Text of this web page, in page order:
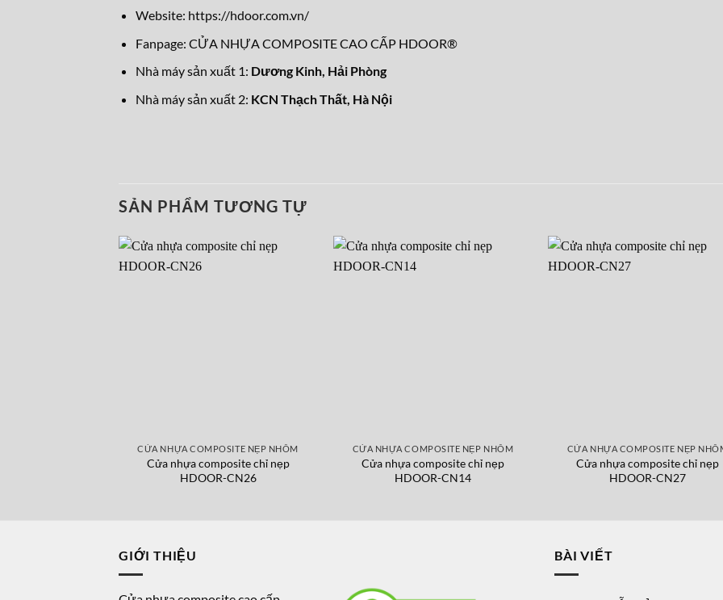
Website: https://hdoor.com.vn/
Fanpage: CỬA NHỰA COMPOSITE CAO CẤP HDOOR®
Nhà máy sản xuất 1: Dương Kinh, Hải Phòng
Nhà máy sản xuất 2: KCN Thạch Thất, Hà Nội
SẢN PHẨM TƯƠNG TỰ
CỬA NHỰA COMPOSITE NẸP NHÔM
Cửa nhựa composite chỉ nẹp
HDOOR-CN26
CỬA NHỰA COMPOSITE NẸP NHÔM
Cửa nhựa composite chỉ nẹp
HDOOR-CN14
CỬA NHỰA COMPOSITE NẸP
Cửa nhựa composite chỉ nẹp
HDOOR-CN27
GIỚI THIỆU BÀI VIẾT